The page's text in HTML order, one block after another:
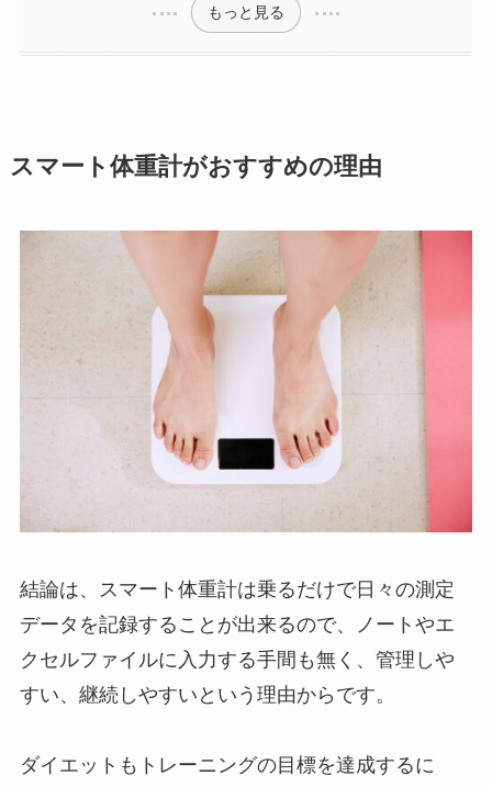
もっと見る
スマート体重計がおすすめの理由
結論は、スマート体重計は乗るだけで日々の測定
データを記録することが出来るので、ノートやエ
クセルファイルに入力する手間も無く、管理しや
すい、継続しやすいという理由からです。
ダイエットもトレーニングの目標を達成するに